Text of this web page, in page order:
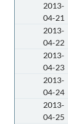
2013-
04-21
2013-
04-22
2013-
04-23
2013-
04-24
2013-
04-25